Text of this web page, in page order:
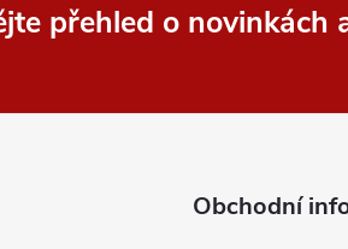
přehled o novinkách
Obchodní